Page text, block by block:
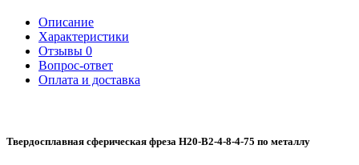
Описание
Характеристики
Отзывы 0
Вопрос-ответ
Оплата и доставка
Твердосплавная сферическая фреза H20-B2-4-8-4-75 по металлу